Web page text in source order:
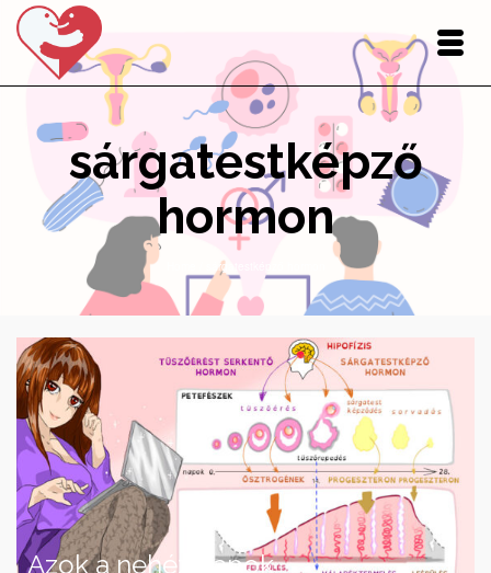
sárgatestképző
hormon
sárgatestképző hormon
Azok a nehéz napok